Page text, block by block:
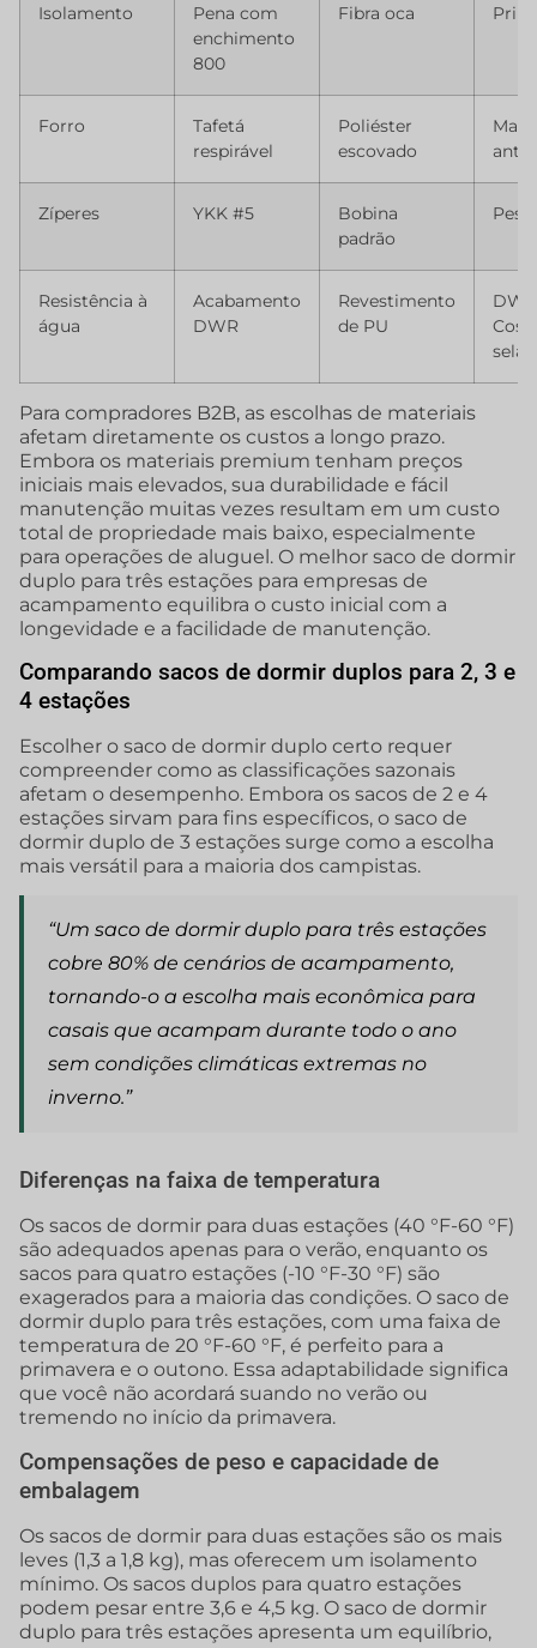
Isolamento
Pena com
enchimento
800
Fibra oca
Forro
Tafetá
respirável
Poliéster
escovado
Zíperes YKK #5
Bobina
padrão
Resistência à
água
Acabamento
DWR
Revestimento
de PU
Para compradores B2B, as escolhas de materiais
afetam diretamente os custos a longo prazo.
Embora os materiais premium tenham preços
iniciais mais elevados, sua durabilidade e fácil
manutenção muitas vezes resultam em um custo
total de propriedade mais baixo, especialmente
para operações de aluguel. O melhor saco de dormir
duplo para três estações para empresas de
acampamento equilibra o custo inicial com a
longevidade e a facilidade de manutenção.
Comparando sacos de dormir duplos para 2, 3 e
4 estações
Escolher o saco de dormir duplo certo requer
compreender como as classificações sazonais
afetam o desempenho. Embora os sacos de 2 e 4
estações sirvam para fins específicos, o saco de
dormir duplo de 3 estações surge como a escolha
mais versátil para a maioria dos campistas.
“Um saco de dormir duplo para três estações
cobre 80% de cenários de acampamento,
tornando-o a escolha mais econômica para
casais que acampam durante todo o ano
sem condições climáticas extremas no
inverno.”
Diferenças na faixa de temperatura
Os sacos de dormir para duas estações (40 °F-60 °F)
são adequados apenas para o verão, enquanto os
sacos para quatro estações (-10 °F-30 °F) são
exagerados para a maioria das condições. O saco de
dormir duplo para três estações, com uma faixa de
temperatura de 20 °F-60 °F, é perfeito para a
primavera e o outono. Essa adaptabilidade significa
que você não acordará suando no verão ou
tremendo no início da primavera.
Compensações de peso e capacidade de
embalagem
Os sacos de dormir para duas estações são os mais
leves (1,3 a 1,8 kg), mas oferecem um isolamento
mínimo. Os sacos duplos para quatro estações
podem pesar entre 3,6 e 4,5 kg. O saco de dormir
duplo para três estações apresenta um equilíbrio,